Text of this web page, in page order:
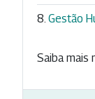
Gestão
Saiba mais